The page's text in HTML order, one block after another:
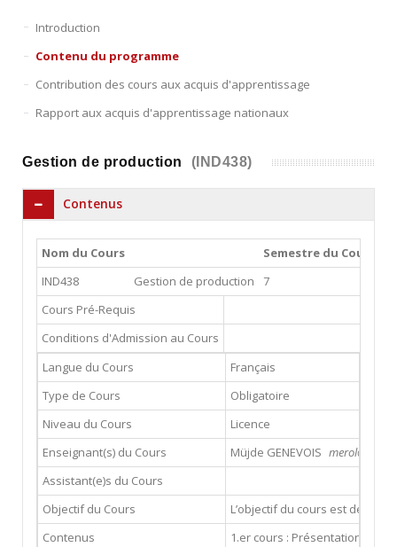
Introduction
Contenu du programme
Contribution des cours aux acquis d'apprentissage
Rapport aux acquis d'apprentissage nationaux
Gestion de production (IND438)
Contenus
Nom du Cours Semestre du Cours
IND438
Gestion de production 7
Cours Pré-Requis
Conditions d'Admission au Cours
Langue du Cours
Français
Type de Cours
Obligatoire
Niveau du Cours
Licence
Enseignant(s) du Cours
Müjde GENEVOIS
Assistant(e)s du Cours
Objectif du Cours
L’objectif du cours est de
Contenus
1.er cours : Présentation en